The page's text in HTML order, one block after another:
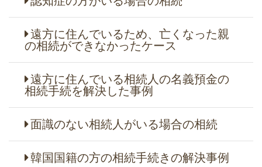
遠方に住んでいるため、亡くなった親
の相続ができなかったケース
遠方に住んでいる相続人の名義預金の
相続手続を解決した事例
面識のない相続人がいる場合の相続
韓国国籍の方の相続手続きの解決事例